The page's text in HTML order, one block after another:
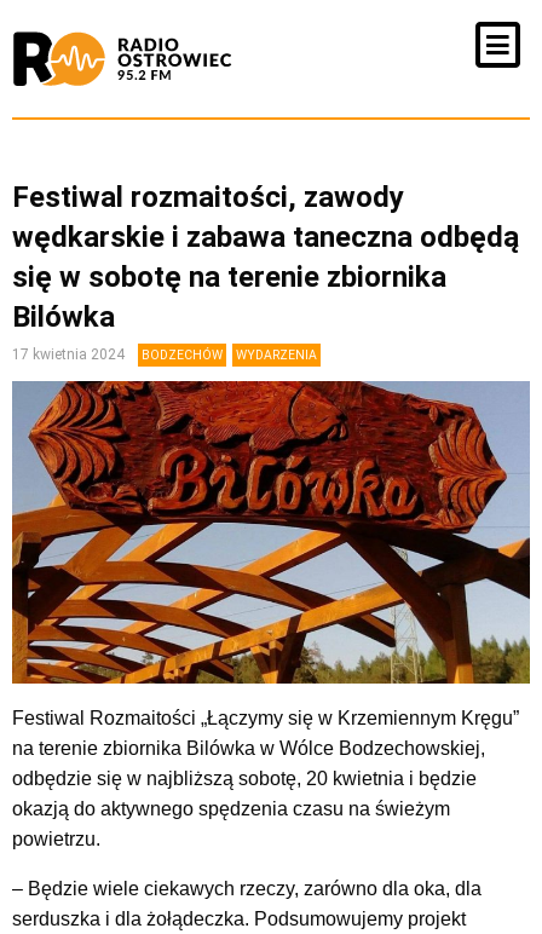
Festiwal rozmaitości, zawody
wędkarskie i zabawa taneczna odbędą
się w sobotę na terenie zbiornika
Bilówka
17 kwietnia 2024 BODZECHÓW WYDARZENIA
Festiwal Rozmaitości „Łączymy się w Krzemiennym Kręgu”
na terenie zbiornika Bilówka w Wólce Bodzechowskiej,
odbędzie się w najbliższą sobotę, 20 kwietnia i będzie
okazją do aktywnego spędzenia czasu na świeżym
powietrzu.
– Będzie wiele ciekawych rzeczy, zarówno dla oka, dla
serduszka i dla żołądeczka. Podsumowujemy projekt